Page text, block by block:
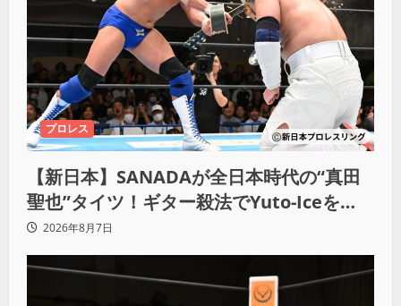
プロレス
【新日本】SANADAが全日本時代の“真田
聖也”タイツ！ギター殺法でYuto-Iceを
KO「俺と闘う時は考えろ。感じるな」
2026年8月7日